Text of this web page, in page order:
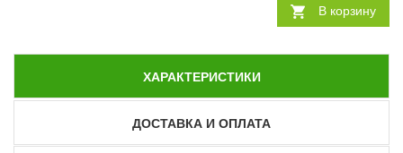
В корзину
ХАРАКТЕРИСТИКИ
ДОСТАВКА И ОПЛАТА